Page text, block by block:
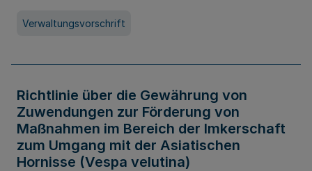
Verwaltungsvorschrift
Richtlinie über die Gewährung von
Zuwendungen zur Förderung von
Maßnahmen im Bereich der Imkerschaft
zum Umgang mit der Asiatischen
Hornisse (Vespa velutina)